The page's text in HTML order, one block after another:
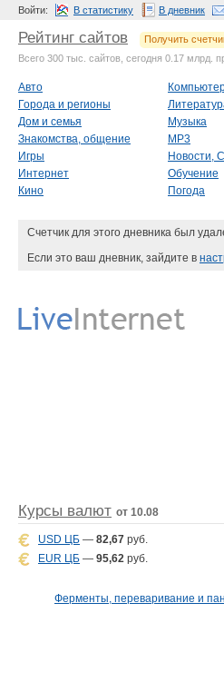
Войти: В статистику В дневник
Рейтинг сайтов
Получить
Всего 300 тыс. сайтов, сегодня 0.17 млрд.
Авто
Города и регионы
Дом и семья
Знакомства, общение
Игры
Интернет
Кино
Музыка
MP3
Новости,
Обучение
Погода
Счетчик для этого дневника был
Если это ваш дневник, зайдите в
Курсы валют от 10.08
USD ЦБ — 82,67 руб.
EUR ЦБ — 95,62 руб.
Ферменты, переваривание и